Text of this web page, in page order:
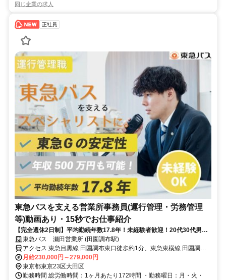
同じ企業の求人
正社員
東急バスを支える営業所事務員(運行管理・労務管理
等)動画あり・15秒でお仕事紹介
【完全週休2日制】平均勤続年数17.8年！未経験者歓迎！20代30代男女
活躍中！完全週休2日！男性の育休取得率66%！
東急バス 瀬田営業所 (田園調布駅)
アクセス 東急目黒線 田園調布東口徒歩約1分、東急東横線 田園調布
東口徒歩約1分、東急東横線 多摩川東口徒歩約11分
月給230,000円～279,000円
東京都東京23区大田区
勤務時間 総労働時間：1ヶ月あたり172時間 ・勤務曜日：月・火・